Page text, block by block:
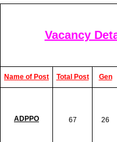
Vacancy
Name of Post Total Post Gen
ADPPO 67 26